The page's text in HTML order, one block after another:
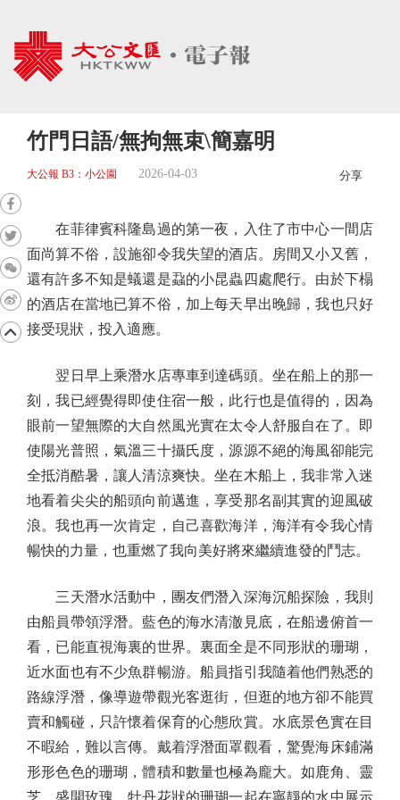
竹門日語/無拘無束\簡嘉明
大公報 B3：小公園 2026-04-03 分享
在菲律賓科隆島過的第一夜，入住了市中心一間店
面尚算不俗，設施卻令我失望的酒店。房間又小又舊，
還有許多不知是蟻還是蝨的小昆蟲四處爬行。由於下榻
的酒店在當地已算不俗，加上每天早出晚歸，我也只好
接受現狀，投入適應。
翌日早上乘潛水店專車到達碼頭。坐在船上的那一
刻，我已經覺得即使住宿一般，此行也是值得的，因為
眼前一望無際的大自然風光實在太令人舒服自在了。即
使陽光普照，氣溫三十攝氏度，源源不絕的海風卻能完
全抵消酷暑，讓人清涼爽快。坐在木船上，我非常入迷
地看着尖尖的船頭向前邁進，享受那名副其實的迎風破
浪。我也再一次肯定，自己喜歡海洋，海洋有令我心情
暢快的力量，也重燃了我向美好將來繼續進發的鬥志。
三天潛水活動中，團友們潛入深海沉船探險，我則
由船員帶領浮潛。藍色的海水清澈見底，在船邊俯首一
看，已能直視海裏的世界。裏面全是不同形狀的珊瑚，
近水面也有不少魚群暢游。船員指引我隨着他們熟悉的
路線浮潛，像導遊帶觀光客逛街，但逛的地方卻不能買
賣和觸碰，只許懷着保育的心態欣賞。水底景色實在目
不暇給，難以言傳。戴着浮潛面罩觀看，驚覺海床鋪滿
形形色色的珊瑚，體積和數量也極為龐大。如鹿角、靈